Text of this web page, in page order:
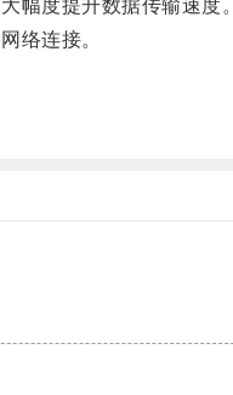
度提升数据传输速度。
络连接。